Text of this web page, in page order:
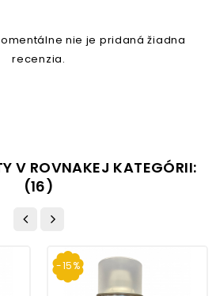
nie je pridaná žiadna
recenzia.
V ROVNAKEJ KATEGÓRII:
(16)
-15%